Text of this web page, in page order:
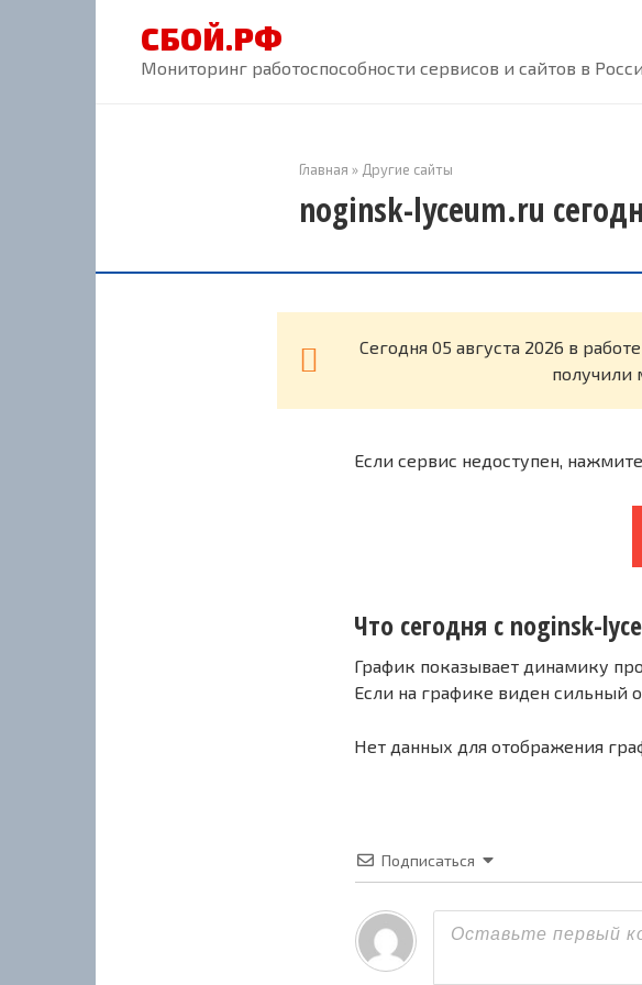
СБОЙ.РФ
Мониторинг работоспособности сервисов и сайтов в
Главная » Другие сайты
noginsk-lyceum.ru
Cегодня 05 августа 2026 в
получили
Если сервис недоступен,
Что сегодня с noginsk-
График показывает динамику
Если на графике виден сильный
Нет данных для отображения
Подписаться